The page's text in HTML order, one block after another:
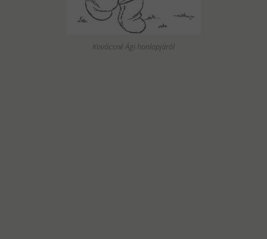
Kovácsné Ági honlapjáról